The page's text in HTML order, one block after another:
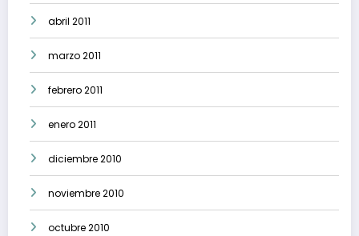
abril 2011
marzo 2011
febrero 2011
enero 2011
diciembre 2010
noviembre 2010
octubre 2010